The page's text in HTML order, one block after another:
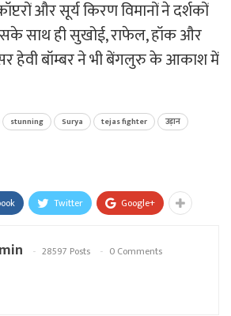
और सूर्य किरण विमानों ने दर्शकों
साथ ही सुखोई, राफेल, हॉक और
हेवी बॉम्बर ने भी बेंगलुरु के आकाश में
stunning Surya tejas fighter
उड़ान
Twitter Google+
28597 Posts 0 Comments